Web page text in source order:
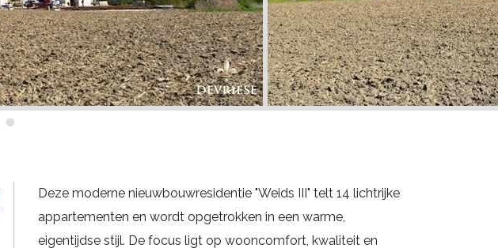
Deze moderne nieuwbouwresidentie "Weids III" telt 14 lichtrijke
appartementen en wordt opgetrokken in een warme,
eigentijdse stijl. De focus ligt op wooncomfort, kwaliteit en